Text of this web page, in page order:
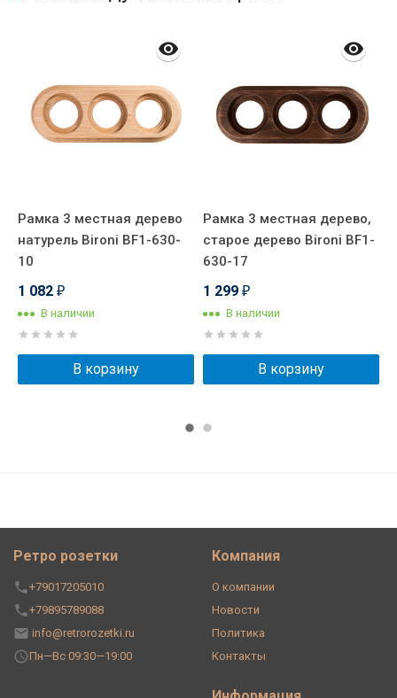
Рамка 3 местная дерево
натурель Bironi BF1-630-
10
1 082 ₽
В наличии
В корзину
Рамка 3 местная дерево,
старое дерево Bironi BF1-
630-17
1 299 ₽
В наличии
В корзину
Ретро розетки
+79017205010
+79895789088
info@retrorozetki.ru
Пн—Вс 09:30—19:00
Компания
О компании
Новости
Политика
Контакты